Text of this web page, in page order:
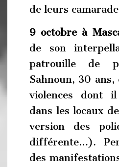
de leurs
9 octobre à
de son
patrouille de
Sahnoun, 30 ans,
violences dont
dans les locaux
version des
différente…).
des